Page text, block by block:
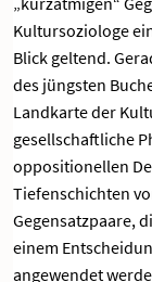
Kultursoziologe
Blick geltend.
des jüngsten
Landkarte der
gesellschaftliche
oppositionellen
Tiefenschichten
Gegensatzpaare,
einem
angewendet